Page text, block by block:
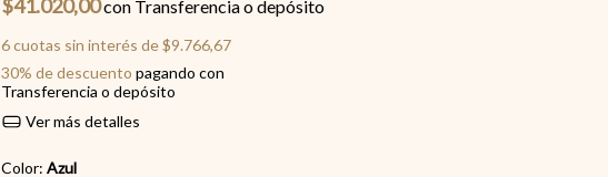
$41.020,00con Transferencia o depósito
6cuotas sin interés de$9.766,67
30% de descuento pagando con
Transferencia o depósito
Ver más detalles
Color: Azul